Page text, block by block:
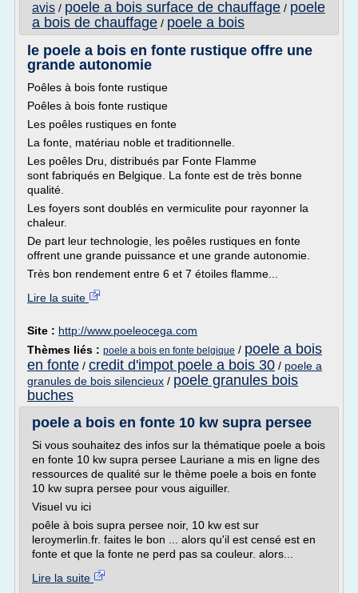
avis / poele a bois surface de chauffage / poele
a bois de chauffage / poele a bois
le poele a bois en fonte rustique offre une
grande autonomie
Poêles à bois fonte rustique
Poêles à bois fonte rustique
Les poêles rustiques en fonte
La fonte, matériau noble et traditionnelle.
Les poêles Dru, distribués par Fonte Flamme
sont fabriqués en Belgique. La fonte est de très bonne
qualité.
Les foyers sont doublés en vermiculite pour rayonner la
chaleur.
De part leur technologie, les poêles rustiques en fonte
offrent une grande puissance et une grande autonomie.
Très bon rendement entre 6 et 7 étoiles flamme...
Lire la suite
Site : http://www.poeleocega.com
Thèmes liés : poele a bois en fonte belgique / poele a bois
en fonte / credit d'impot poele a bois 30 / poele a
granules de bois silencieux / poele granules bois
buches
poele a bois en fonte 10 kw supra persee
Si vous souhaitez des infos sur la thématique poele a bois
en fonte 10 kw supra persee Lauriane a mis en ligne des
ressources de qualité sur le thème poele a bois en fonte
10 kw supra persee pour vous aiguiller.
Visuel vu ici
poêle à bois supra persee noir, 10 kw est sur
leroymerlin.fr. faites le bon ... alors qu'il est censé est en
fonte et que la fonte ne perd pas sa couleur. alors...
Lire la suite